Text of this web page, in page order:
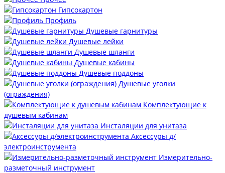
Гипсокартон
Профиль
Душевые гарнитуры
Душевые лейки
Душевые шланги
Душевые кабины
Душевые поддоны
Душевые уголки
(ограждения)
Комплектующие к
душевым кабинам
Инсталяции для унитаза
Аксессуры д/
электроинструмента
Измерительно-
разметочный инструмент